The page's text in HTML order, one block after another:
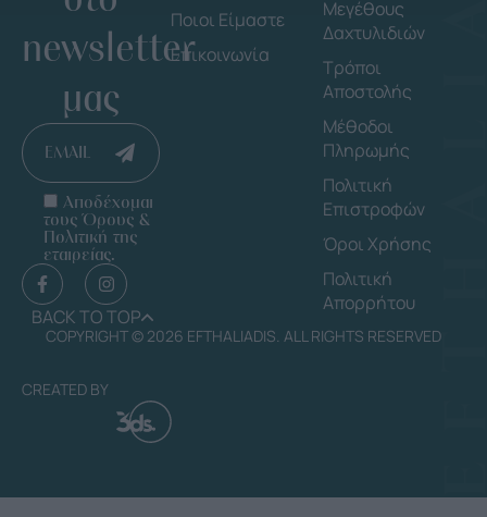
newsletter
μας
EMAIL
Αποδέχομαι
τους Όρους &
Πολιτική της
εταιρείας.
BACK TO TOP
Ποιοι Είμαστε
Επικοινωνία
Μεγέθους
Δαχτυλιδιών
Τρόποι
Αποστολής
Μέθοδοι
Πληρωμής
Πολιτική
Επιστροφών
Όροι Χρήσης
Πολιτική
Απορρήτου
COPYRIGHT © 2026 EFTHALIADIS. ALL RIGHTS RESERVED
CREATED BY